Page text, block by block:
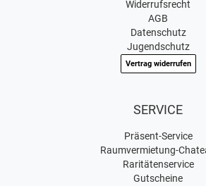
Widerrufsrecht
AGB
Datenschutz
Jugendschutz
Vertrag widerrufen
SERVICE
Präsent-Service
Raumvermietung-
Raritätenservice
Gutscheine